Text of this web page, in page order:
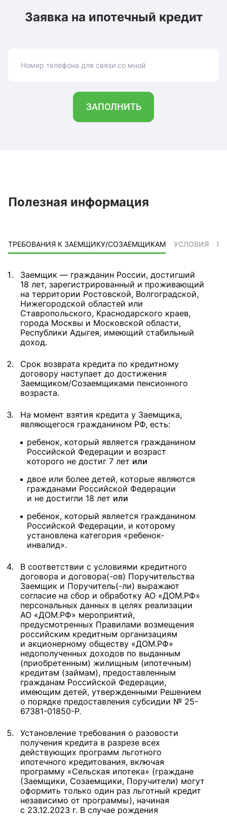
Заявка на ипотечный кредит
Номер телефона для связи со мной
ЗАПОЛНИТЬ
Полезная информация
ТРЕБОВАНИЯ К ЗАЕМЩИКУ/СОЗАЕМЩИКАМ УСЛОВИЯ
Заемщик — гражданин России, достигший
18 лет, зарегистрированный и проживающий
на территории Ростовской, Волгоградской,
Нижегородской областей или
Ставропольского, Краснодарского краев,
города Москвы и Московской области,
Республики Адыгея, имеющий стабильный
доход.
Срок возврата кредита по кредитному
договору наступает до достижения
Заемщиком/Созаемщиками пенсионного
возраста.
На момент взятия кредита у Заемщика,
являющегося гражданином РФ, есть:
ребенок, который является гражданином
Российской Федерации и возраст
которого не достиг 7 лет или
двое или более детей, которые являются
гражданами Российской Федерации
и не достигли 18 лет или
ребенок, который является гражданином
Российской Федерации, и которому
установлена категория «ребенок-
инвалид».
В соответствии с условиями кредитного
договора и договора(-ов) Поручительства
Заемщик и Поручитель(-ли) выражают
согласие на сбор и обработку АО «ДОМ.РФ»
персональных данных в целях реализации
АО «ДОМ.РФ» мероприятий,
предусмотренных Правилами возмещения
российским кредитным организациям
и акционерному обществу «ДОМ.РФ»
недополученных доходов по выданным
(приобретенным) жилищным (ипотечным)
кредитам (займам), предоставленным
гражданам Российской Федерации,
имеющим детей, утвержденными Решением
о порядке предоставления субсидии № 25-
67381-01850-Р.
Установление требования о разовости
получения кредита в разрезе всех
действующих программ льготного
ипотечного кредитования, включая
программу «Сельская ипотека» (граждане
(Заемщики, Созаемщики, Поручители) могут
оформить только один раз льготный кредит
независимо от программы), начиная
с 23.12.2023 г. В случае рождения